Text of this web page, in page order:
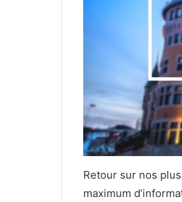
Retour sur nos
maximum